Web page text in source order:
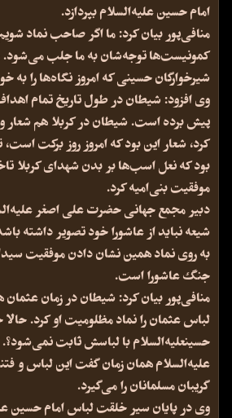
امام حسین علیه‌السلام بپردازد.
منافی‌پور بیان کرد: ما اگر صاحب نماد
کمونیست‌ها توجه‌شان به ما جلب
شیرخوارگان حسینی که امروز نگاه‌ها را
وی افزود: شیطان در طول تاریخ تمام
پیش برده است. شیطان در کربلا هم
کرد، شعار این بود که امروز روز برکت
بود که نعل اسب‌ها بر بدن شهدای کربلا
موفقیت بنی‌امیه کرد.
دبیر مجمع جهانی حضرت علی اصغر
شیعه نباید از عاشورا خود تصویر داشته
به روی نماد همین نشان دادن موفقیت
جنگ عاشورا است.
منافی‌پور بیان کرد: شیطان در زمان عثمان
لباس عثمان را نماد مظلومیت او کرد. حالا
حسینعلیه‌السلام با لباسش ثابت نمی‌شود؟.
علیه‌السلام همان زمان ‌گفت این لباس و
گریبان مسلمانان را می‌گیرد.
وی در پایان سیر خلقت لباس امام حسین